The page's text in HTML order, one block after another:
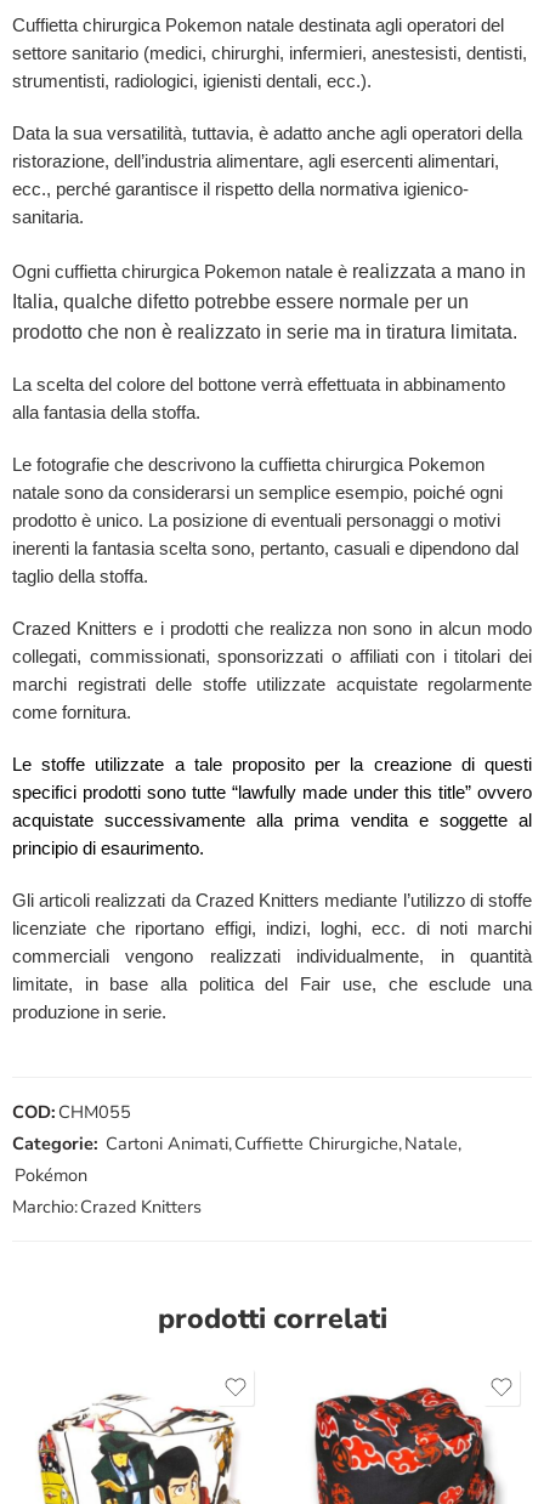
Cuffietta chirurgica Pokemon natale destinata agli operatori del
settore sanitario (medici, chirurghi, infermieri, anestesisti, dentisti,
strumentisti, radiologici, igienisti dentali, ecc.).
Data la sua versatilità, tuttavia, è adatto anche agli operatori della
ristorazione, dell’industria alimentare, agli esercenti alimentari,
ecc., perché garantisce il rispetto della normativa igienico-
sanitaria.
Ogni cuffietta chirurgica Pokemon natale è realizzata a mano in
Italia, qualche difetto potrebbe essere normale per un
prodotto che non è realizzato in serie ma in tiratura limitata.
La scelta del colore del bottone verrà effettuata in abbinamento
alla fantasia della stoffa.
Le fotografie che descrivono la cuffietta chirurgica Pokemon
natale sono da considerarsi un semplice esempio, poiché ogni
prodotto è unico. La posizione di eventuali personaggi o motivi
inerenti la fantasia scelta sono, pertanto, casuali e dipendono dal
taglio della stoffa.
Crazed Knitters e i prodotti che realizza non sono in alcun modo
collegati, commissionati, sponsorizzati o affiliati con i titolari dei
marchi registrati delle stoffe utilizzate acquistate regolarmente
come fornitura.
Le stoffe utilizzate a tale proposito per la creazione di questi
specifici prodotti sono tutte “lawfully made under this title” ovvero
acquistate successivamente alla prima vendita e soggette al
principio di esaurimento.
Gli articoli realizzati da Crazed Knitters mediante l’utilizzo di stoffe
licenziate che riportano effigi, indizi, loghi, ecc. di noti marchi
commerciali vengono realizzati individualmente, in quantità
limitate, in base alla politica del Fair use, che esclude una
produzione in serie.
COD: CHM055
Categorie: Cartoni Animati,Cuffiette Chirurgiche,Natale,
Pokémon
Marchio:Crazed Knitters
prodotti correlati